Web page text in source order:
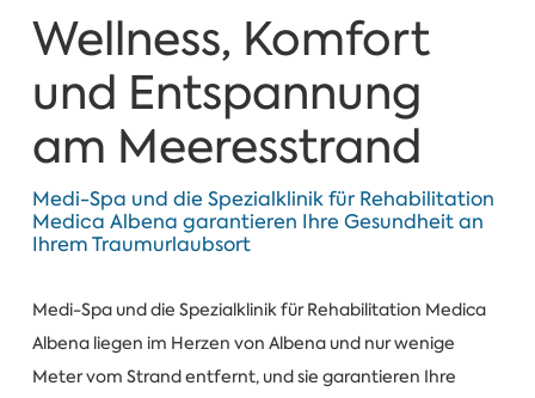
Wellness, Komfort
und Entspannung
am Meeresstrand
Medi-Spa und die Spezialklinik für Rehabilitation
Medica Albena garantieren Ihre Gesundheit an
Ihrem Traumurlaubsort
Medi-Spa und die Spezialklinik für Rehabilitation Medica
Albena liegen im Herzen von Albena und nur wenige
Meter vom Strand entfernt, und sie garantieren Ihre